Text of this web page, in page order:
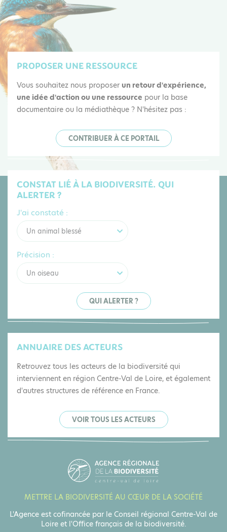
PROPOSER UNE RESSOURCE
Vous souhaitez nous proposer un retour d'expérience,
une idée d'action ou une ressource pour la base
documentaire ou la médiathèque ? N'hésitez pas :
CONTRIBUER À CE PORTAIL
CONSTAT LIÉ À LA BIODIVERSITÉ. QUI
ALERTER ?
J'ai constaté :
Un animal blessé
Précision :
Un oiseau
QUI ALERTER ?
ANNUAIRE DES ACTEURS
Retrouvez tous les acteurs de la biodiversité qui
interviennent en région Centre-Val de Loire, et également
d'autres structures de référence en France.
VOIR TOUS LES ACTEURS
METTRE LA BIODIVERSITÉ AU CŒUR DE LA SOCIÉTÉ
L'Agence est cofinancée par le Conseil régional Centre-Val de
Loire et l'Office français de la biodiversité.